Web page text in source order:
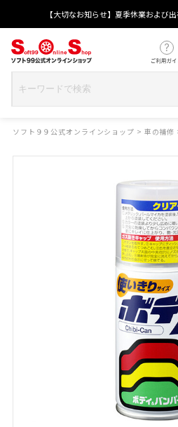
【大切なお知らせ】夏季休業および
ソフト９９公式オンラインショップ > 車の補修